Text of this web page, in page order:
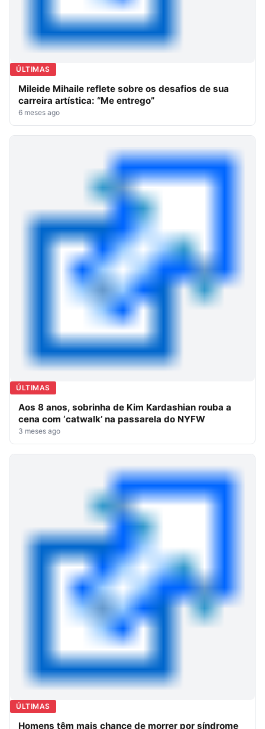
ÚLTIMAS
Mileide Mihaile reflete sobre os desafios de sua
carreira artística: “Me entrego”
6 meses ago
ÚLTIMAS
Aos 8 anos, sobrinha de Kim Kardashian rouba a
cena com ‘catwalk’ na passarela do NYFW
3 meses ago
ÚLTIMAS
Homens têm mais chance de morrer por síndrome